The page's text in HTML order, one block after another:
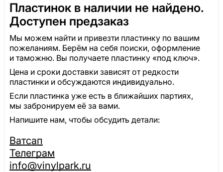
Пластинок в наличии не найдено.
Доступен предзаказ
Мы можем найти и привезти пластинку по вашим
пожеланиям. Берём на себя поиски, оформление
и таможню. Вы получаете пластинку «под ключ».
Цена и сроки доставки зависят от редкости
пластинки и обсуждаются индивидуально.
Если пластинка уже есть в ближайших партиях,
мы забронируем её за вами.
Напишите нам, чтобы обсудить детали:
Ватсап
Телеграм
info@vinylpark.ru